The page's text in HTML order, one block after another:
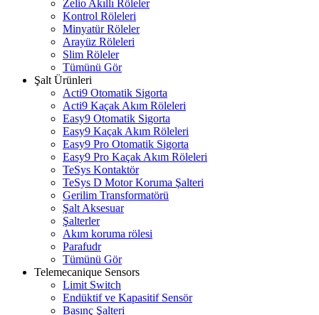
Zelio Akıllı Röleler
Kontrol Röleleri
Minyatür Röleler
Arayüz Röleleri
Slim Röleler
Tümünü Gör
Şalt Ürünleri
Acti9 Otomatik Sigorta
Acti9 Kaçak Akım Röleleri
Easy9 Otomatik Sigorta
Easy9 Kaçak Akım Röleleri
Easy9 Pro Otomatik Sigorta
Easy9 Pro Kaçak Akım Röleleri
TeSys Kontaktör
TeSys D Motor Koruma Şalteri
Gerilim Transformatörü
Şalt Aksesuar
Şalterler
Akım koruma rölesi
Parafudr
Tümünü Gör
Telemecanique Sensors
Limit Switch
Endüktif ve Kapasitif Sensör
Basınç Şalteri